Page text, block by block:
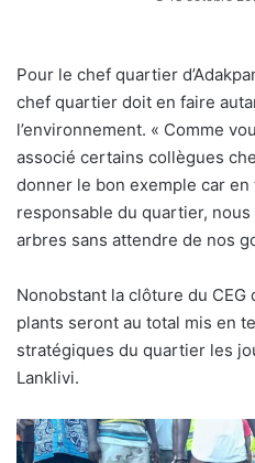
Pour le chef quartier
chef quartier doit en faire
l’environnement. « Comme
associé certains collègues
donner le bon exemple car
responsable du quartier,
arbres sans attendre de nos
Nonobstant la clôture du CEG
plants seront au total mis en
stratégiques du quartier les
Lanklivi.